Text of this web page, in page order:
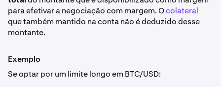
para efetivar a negociação com margem. Ocolateral
que também mantido na conta não é deduzido desse
montante.
Exemplo
Se optar por um limite longo em BTC/USD: